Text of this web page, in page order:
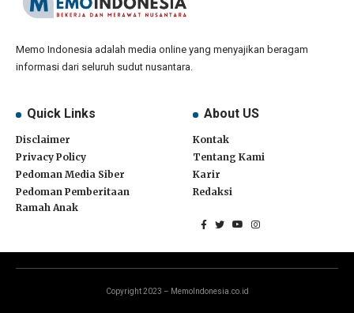
Memo Indonesia adalah media online yang menyajikan beragam
informasi dari seluruh sudut nusantara.
Quick Links
Disclaimer
Privacy Policy
Pedoman Media Siber
Pedoman Pemberitaan
Ramah Anak
About US
Kontak
Tentang Kami
Karir
Redaksi
Copyright 2023 – MemoIndonesia.co.id